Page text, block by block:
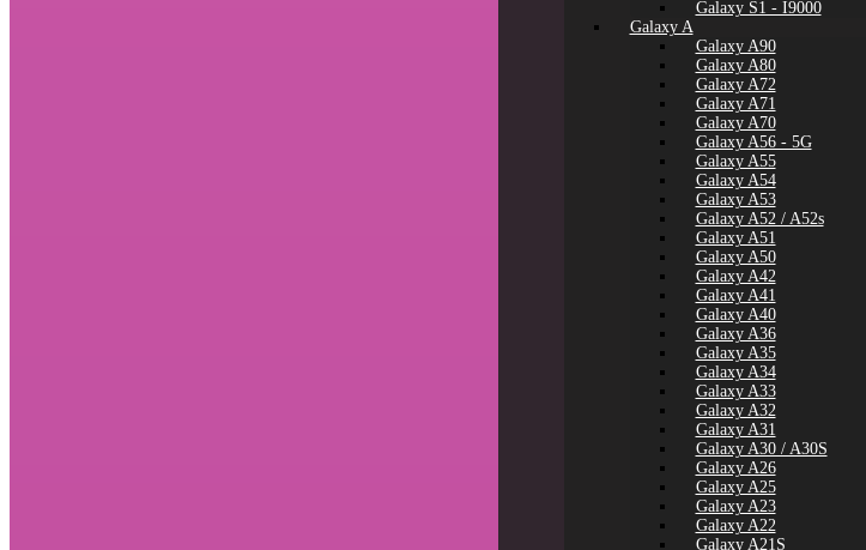
Galaxy S1 - I9000
Galaxy A
Galaxy A90
Galaxy A80
Galaxy A72
Galaxy A71
Galaxy A70
Galaxy A56 - 5G
Galaxy A55
Galaxy A54
Galaxy A53
Galaxy A52 / A52s
Galaxy A51
Galaxy A50
Galaxy A42
Galaxy A41
Galaxy A40
Galaxy A36
Galaxy A35
Galaxy A34
Galaxy A33
Galaxy A32
Galaxy A31
Galaxy A30 / A30S
Galaxy A26
Galaxy A25
Galaxy A23
Galaxy A22
Galaxy A21S